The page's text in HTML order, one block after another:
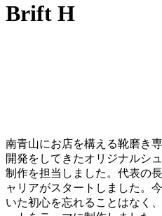
Brift H
南青山にお店を構える靴磨き
開発をしてきたオリジナルシ
制作を担当しました。代表の
ャリアがスタートしました。
いた初心を忘れることはなく